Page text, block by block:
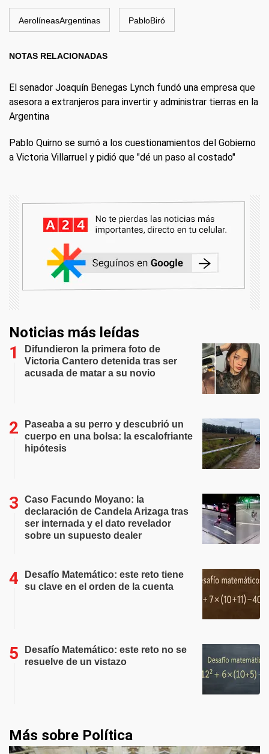
AerolíneasArgentinas PabloBiró
NOTAS RELACIONADAS
El senador Joaquín Benegas Lynch fundó una empresa que
asesora a extranjeros para invertir y administrar tierras en la
Argentina
Pablo Quirno se sumó a los cuestionamientos del Gobierno
a Victoria Villarruel y pidió que "dé un paso al costado"
Noticias más leídas
Difundieron la primera foto de
Victoria Cantero detenida tras ser
acusada de matar a su novio
Paseaba a su perro y descubrió un
cuerpo en una bolsa: la escalofriante
hipótesis
Caso Facundo Moyano: la
declaración de Candela Arizaga tras
ser internada y el dato revelador
sobre un supuesto dealer
Desafío Matemático: este reto tiene
su clave en el orden de la cuenta
Desafío Matemático: este reto no se
resuelve de un vistazo
Más sobre Política